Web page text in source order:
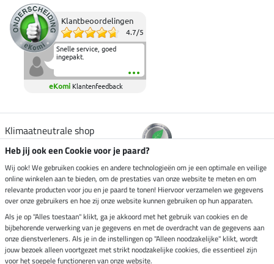
Klantbeoordelingen
4.7/5
Snelle service, goed
ingepakt.
eKomi Klantenfeedback
Klimaatneutrale shop
Verzending per
Veilig betalen met
Heb jij ook een Cookie voor je paard?
Wij ook! We gebruiken cookies en andere technologieën om je een optimale en veilige
online winkelen aan te bieden, om de prestaties van onze website te meten en om
relevante producten voor jou en je paard te tonen! Hiervoor verzamelen we gegevens
over onze gebruikers en hoe zij onze website kunnen gebruiken op hun apparaten.
Als je op "Alles toestaan" klikt, ga je akkoord met het gebruik van cookies en de
bijbehorende verwerking van je gegevens en met de overdracht van de gegevens aan
onze dienstverleners. Als je in de instellingen op "Alleen noodzakelijke" klikt, wordt
jouw bezoek alleen voortgezet met strikt noodzakelijke cookies, die essentieel zijn
voor het soepele functioneren van onze website.